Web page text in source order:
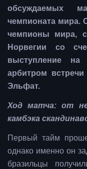
обсуждаемых
чемпионата мира.
чемпионы мира,
Норвегии со
выступление на
арбитром
Эльфат.
Ход матча: от
камбэка
Первый тайм
однако именно он
бразильцы